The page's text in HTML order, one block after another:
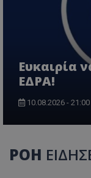
Ευκαιρία
ΕΔΡΑ!
10.08.2026 - 21:00
ΡΟΗ